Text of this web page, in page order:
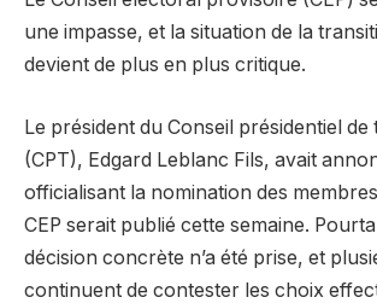
une impasse, et la situation de la
devient de plus en plus critique.
Le président du Conseil présidentiel de
(CPT), Edgard Leblanc Fils, avait
officialisant la nomination des
CEP serait publié cette semaine.
décision concrète n’a été prise, et
continuent de contester les choix